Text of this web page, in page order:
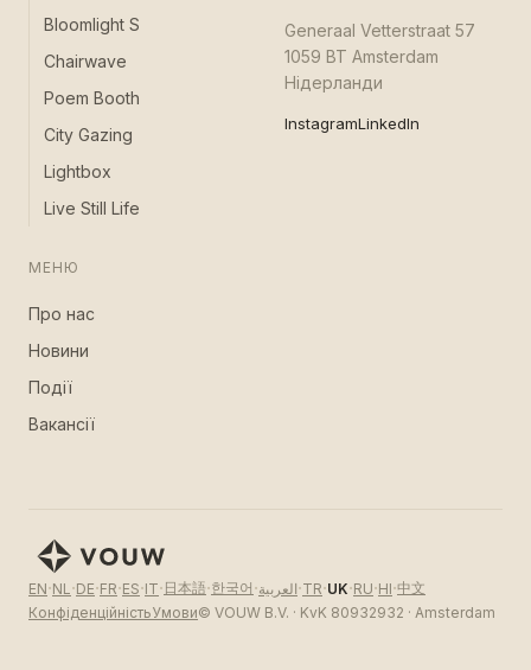
Bloomlight S
Chairwave
Poem Booth
City Gazing
Lightbox
Live Still Life
МЕНЮ
Про нас
Новини
Події
Вакансії
Generaal Vetterstraat 57
1059 BT Amsterdam
Нідерланди
InstagramLinkedIn
EN·NL ·DE·FR·ES·IT· 日本語·한국어 ·العربية·TR·UK·RU·HI·中文
КонфіденційністьУмови© VOUW B.V. · KvK 80932932 · Amsterdam